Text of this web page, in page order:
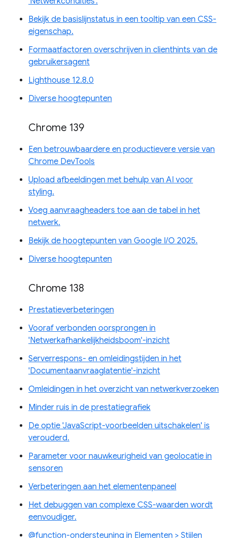
Bekijk de basislijnstatus in een tooltip van een CSS-
eigenschap.
Formaatfactoren overschrijven in clienthints van de
gebruikersagent
Lighthouse 12.8.0
Diverse hoogtepunten
Chrome 139
Een betrouwbaardere en productievere versie van
Chrome DevTools
Upload afbeeldingen met behulp van AI voor
styling.
Voeg aanvraagheaders toe aan de tabel in het
netwerk.
Bekijk de hoogtepunten van Google I/O 2025.
Diverse hoogtepunten
Chrome 138
Prestatieverbeteringen
Vooraf verbonden oorsprongen in
'Netwerkafhankelijkheidsboom'-inzicht
Serverrespons- en omleidingstijden in het
'Documentaanvraaglatentie'-inzicht
Omleidingen in het overzicht van netwerkverzoeken
Minder ruis in de prestatiegrafiek
De optie 'JavaScript-voorbeelden uitschakelen' is
verouderd.
Parameter voor nauwkeurigheid van geolocatie in
sensoren
Verbeteringen aan het elementenpaneel
Het debuggen van complexe CSS-waarden wordt
eenvoudiger.
@function-ondersteuning in Elementen > Stijlen